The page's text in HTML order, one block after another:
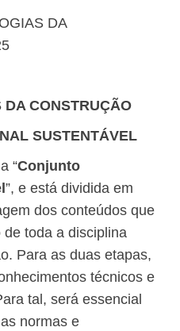
DA
DA CONSTRUÇÃO
SUSTENTÁVEL
“Conjunto
”, e está dividida em
dos conteúdos que
toda a disciplina
Para as duas etapas,
técnicos e
tal, será essencial
normas e